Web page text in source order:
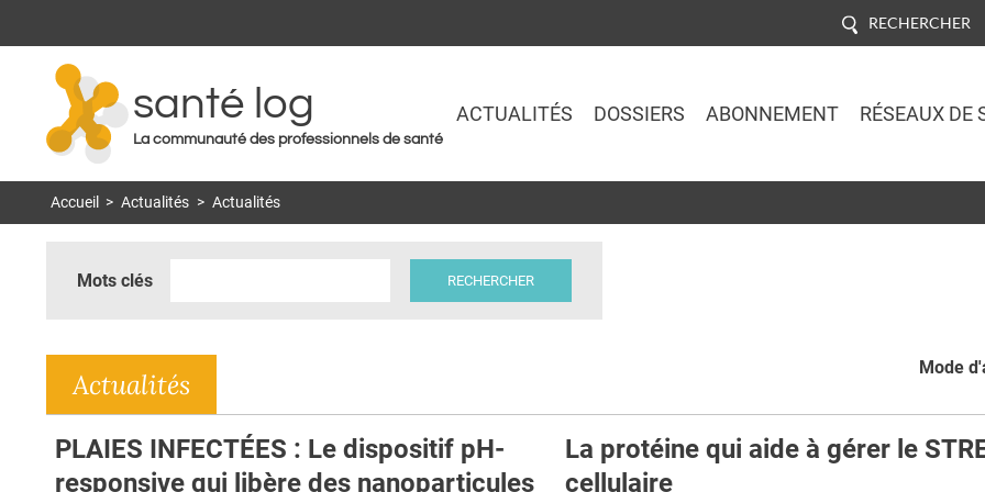
RECHERCHER
santé log
La communauté des professionnels de santé
ACTUALITÉS DOSSIERS ABONNEMENT RÉSEAUX DE
Accueil > Actualités > Actualités
Mots clés
Mode
Actualités
PLAIES INFECTÉES : Le dispositif pH-
responsive qui libère des nanoparticules
La protéine qui aide à gérer le
cellulaire